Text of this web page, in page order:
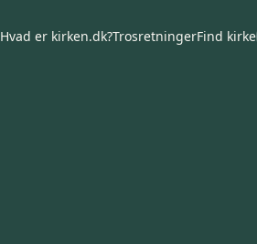
Hvad er kirken.dk?TrosretningerFind kirke